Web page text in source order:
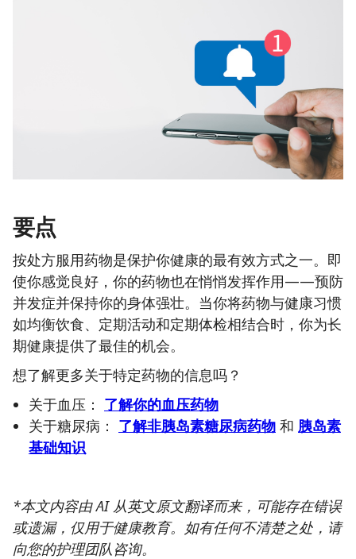
要点
按处方服用药物是保护你健康的最有效方式之一。即
使你感觉良好，你的药物也在悄悄发挥作用——预防
并发症并保持你的身体强壮。当你将药物与健康习惯
如均衡饮食、定期活动和定期体检相结合时，你为长
期健康提供了最佳的机会。
想了解更多关于特定药物的信息吗？
关于血压： 了解你的血压药物
关于糖尿病： 了解非胰岛素糖尿病药物 和 胰岛素
基础知识
*本文内容由 AI 从英文原文翻译而来，可能存在错误
或遗漏，仅用于健康教育。如有任何不清楚之处，请
向您的护理团队咨询。